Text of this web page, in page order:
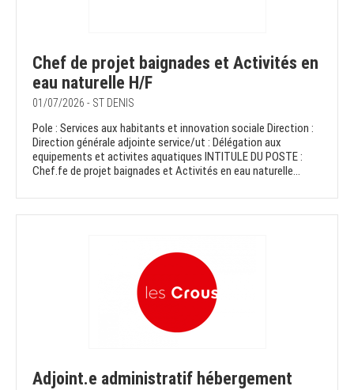
Chef de projet baignades et Activités en
eau naturelle H/F
01/07/2026 - ST DENIS
Pole : Services aux habitants et innovation sociale Direction :
Direction générale adjointe service/ut : Délégation aux
equipements et activites aquatiques INTITULE DU POSTE :
Chef.fe de projet baignades et Activités en eau naturelle...
Adjoint.e administratif hébergement